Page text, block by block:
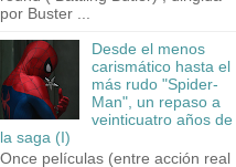
por Buster ...
Desde el menos
carismático hasta el
más rudo "Spider-
Man", un repaso a
veinticuatro años de
la saga (I)
Once películas (entre acción real